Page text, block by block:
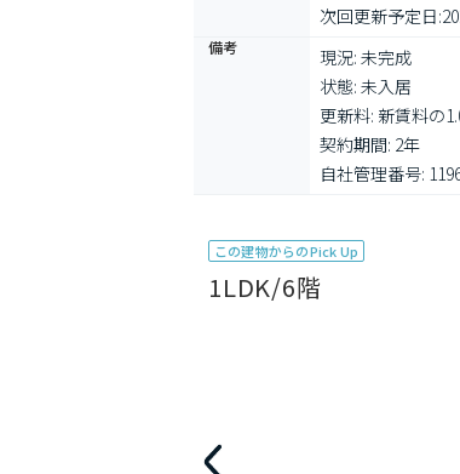
次回更新予定日:
備考
現況: 未完成
状態: 未入居
更新料: 新賃料の
契約期間: 2年
自社管理番号:
この建物からのPick Up
1LDK/6階